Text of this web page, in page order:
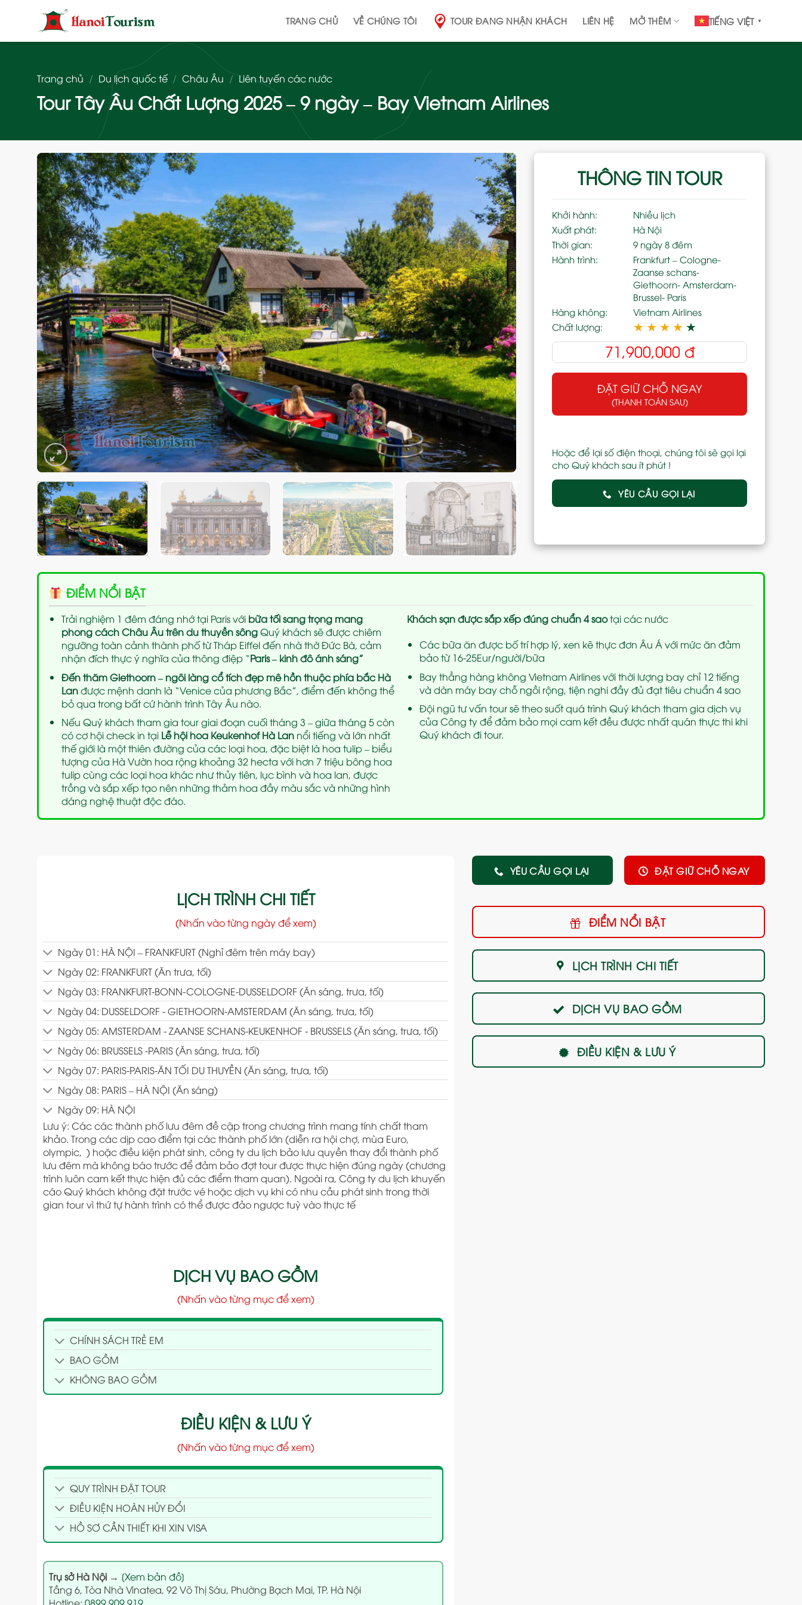
dung
TRANG CHỦ VỀ CHÚNG TÔI TOUR ĐANG NHẬN KHÁCH LIÊN HỆ MỞ THÊM TIẾNG VIỆT ▼
Trang chủ / Du lịch quốc tế / Châu Âu / Liên tuyến các nước
Tour Tây Âu Chất Lượng 2025 – 9 ngày – Bay Vietnam Airlines
Add
to
wishlist
THÔNG TIN TOUR
Khởi hành:
Nhiều lịch
Xuất phát:
Hà Nội
Thời gian:
9 ngày 8 đêm
Hành trình:
Frankfurt – Cologne-
Zaanse schans-
Giethoorn- Amsterdam-
Brussel- Paris
Hàng không:
Vietnam Airlines
Chất lượng:
★ ★ ★ ★ ★
71,900,000đ
ĐẶT GIỮ CHỖ NGAY
(THANH TOÁN SAU)
Hoặc để lại số điện thoại, chúng tôi sẽ gọi lại
cho Quý khách sau ít phút !
YÊU CẦU GỌI LẠI
ĐIỂM NỔI BẬT
Trải nghiệm 1 đêm đáng nhớ tại Paris với bữa tối sang trọng mang
phong cách Châu Âu trên du thuyền sôngQuý khách sẽ được chiêm
ngưỡng toàn cảnh thành phố từ Tháp Eiffel đến nhà thờ Đức Bà, cảm
nhận đích thực ý nghĩa của thông điệp “Paris – kinh đô ánh sáng”
Đến thăm Giethoorn– ngôi làng cổ tích đẹp mê hồn thuộc phía bắc Hà
Lanđược mệnh danh là “Venice của phương Bắc”, điểm đến không thể
bỏ qua trong bất cứ hành trình Tây Âu nào.
Nếu Quý khách tham gia tour giai đoạn cuối tháng 3 – giữa tháng 5 còn
có cơ hội check in tại Lễ hội hoa Keukenhof Hà Lan nổi tiếng và lớn nhất
thế giới là một thiên đường của các loại hoa, đặc biệt là hoa tulip – biểu
tượng của Hà Vườn hoa rộng khoảng 32 hecta với hơn 7 triệu bông hoa
tulip cùng các loại hoa khác như thủy tiên, lục bình và hoa lan, được
trồng và sắp xếp tạo nên những thảm hoa đầy màu sắc và những hình
dáng nghệ thuật độc đáo.
Khách sạnđược sắp xếp đúng chuẩn 4 saotại các nước
Các bữa ăn được bố trí hợp lý, xen kẽ thực đơn Âu Á với mức ăn đảm
bảo từ 16-25Eur/người/bữa
Bay thẳng hàng không Vietnam Airlines với thời lượng bay chỉ 12 tiếng
và dàn máy bay chỗ ngồi rộng, tiện nghi đầy đủ đạt tiêu chuẩn 4 sao
Đội ngũ tư vấn tour sẽ theo suốt quá trình Quý khách tham gia dịch vụ
của Công ty để đảm bảo mọi cam kết đều được nhất quán thực thi khi
Quý khách đi tour.
LỊCH TRÌNH CHI TIẾT
(Nhấn vào từng ngày để xem)
Ngày 01: HÀ NỘI – FRANKFURT (Nghỉ đêm trên máy bay)
Ngày 02: FRANKFURT (Ăn trưa, tối)
Ngày 03: FRANKFURT-BONN-COLOGNE-DUSSELDORF (Ăn sáng, trưa, tối)
Ngày 04: DUSSELDORF - GIETHOORN-AMSTERDAM (Ăn sáng, trưa, tối)
Ngày 05: AMSTERDAM - ZAANSE SCHANS-KEUKENHOF - BRUSSELS (Ăn sáng, trưa, tối)
Ngày 06: BRUSSELS -PARIS (Ăn sáng, trưa, tối)
Ngày 07: PARIS-PARIS-ĂN TỐI DU THUYỀN (Ăn sáng, trưa, tối)
Ngày 08: PARIS – HÀ NỘI (Ăn sáng)
Ngày 09: HÀ NỘI
Lưu ý: Các các thành phố lưu đêm đề cập trong chương trình mang tính chất tham
khảo. Trong các dịp cao điểm tại các thành phố lớn (diễn ra hội chợ, mùa Euro,
olympic, ) hoặc điều kiện phát sinh, công ty du lịch bảo lưu quyền thay đổi thành phố
lưu đêm mà không báo trước để đảm bảo đợt tour được thực hiện đúng ngày (chương
trình luôn cam kết thực hiện đủ các điểm tham quan). Ngoài ra, Công ty du lịch khuyến
cáo Quý khách không đặt trước vé hoặc dịch vụ khi có nhu cầu phát sinh trong thời
gian tour vì thứ tự hành trình có thể được đảo ngược tuỳ vào thực tế
DỊCH VỤ BAO GỒM
(Nhấn vào từng mục để xem)
CHÍNH SÁCH TRẺ EM
BAO GỒM
KHÔNG BAO GỒM
ĐIỀU KIỆN & LƯU Ý
(Nhấn vào từng mục để xem)
QUY TRÌNH ĐẶT TOUR
ĐIỀU KIỆN HOÀN HỦY ĐỔI
HỒ SƠ CẦN THIẾT KHI XIN VISA
Trụ sở Hà Nội→ [Xem bản đồ]
Tầng 6, Tòa Nhà Vinatea, 92 Võ Thị Sáu, Phường Bạch Mai, TP. Hà Nội
YÊU CẦU GỌI LẠI ĐẶT GIỮ CHỖ NGAY
ĐIỂM NỔI BẬT
LỊCH TRÌNH CHI TIẾT
DỊCH VỤ BAO GỒM
ĐIỀU KIỆN & LƯU Ý